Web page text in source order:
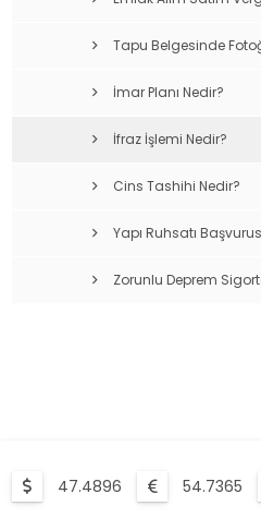
Tapu Belgesinde
İmar Planı Nedir?
İfraz İşlemi Nedir?
Cins Tashihi Nedir?
Yapı Ruhsatı
Zorunlu Deprem
47.4896 54.7365